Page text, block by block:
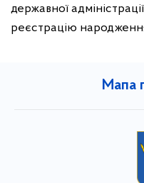
державної
реєстрацію
Мапа